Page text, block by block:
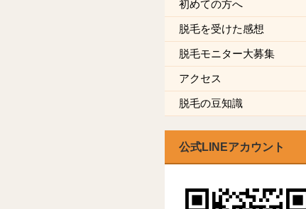
初めての方へ
脱毛を受けた感想
脱毛モニター大募集
アクセス
脱毛の豆知識
公式LINEアカウント